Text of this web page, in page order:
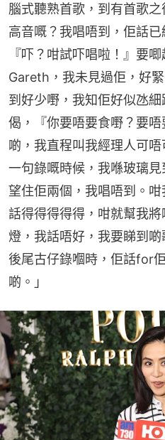
腦式聽熟首歌，到有首歌
高音嘅？我唱唔到，佢話
『吓？咁試吓唱啦！』要
Gareth，我未見過佢，好
到好少嘢，我知佢好似氹
偈，『你要唔要食嘢？要
啲，我直程叫我經理人可
一句錄嘅時候，我喺玻璃
望住佢兩個，我唱唔到。
話得得得得得，咁就幫我
燈，我話唔好，我要睇到啲
後尾古仔錄嗰時，佢話for
啲。」